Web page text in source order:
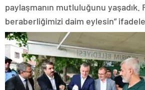
paylaşmanın mutluluğunu yaşadık.
beraberliğimizi daim eylesin”